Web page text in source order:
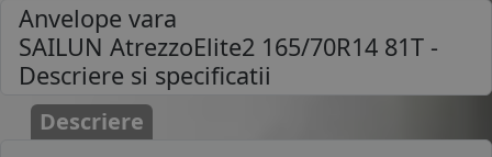
Anvelope vara
SAILUN AtrezzoElite2 165/70R14 81T -
Descriere si specificatii
Descriere